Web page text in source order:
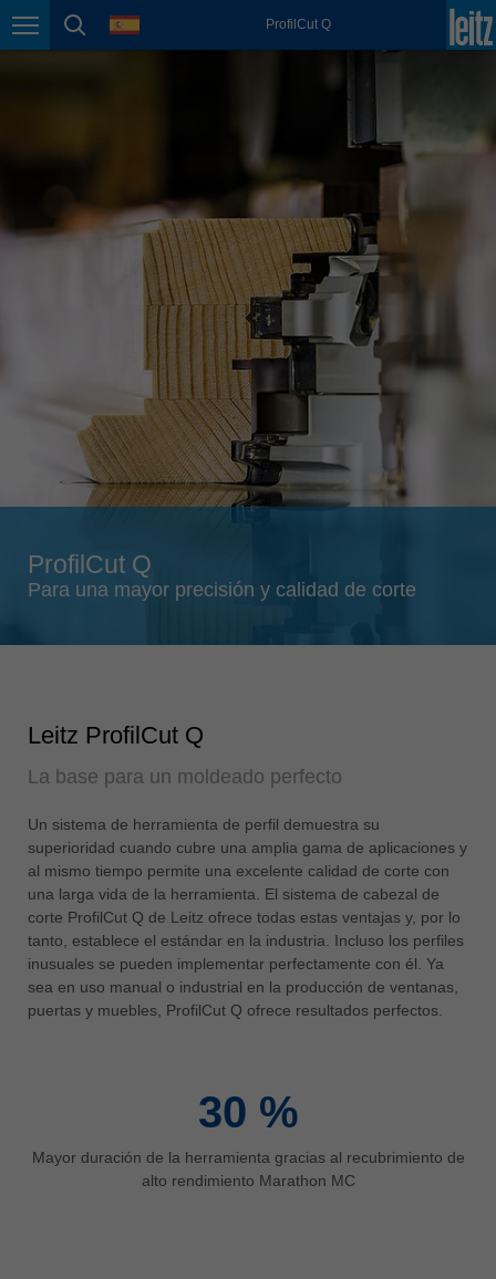
Page navigation
page search
language ProfilCut Q
México
Österreich
deutsch
Polska
polski
Portugal
România
Română
Schweiz
deutsch français
Slovenija
Suomi
english
Türkiye
USA
english
Việt Nam
tiếng việt
中国
Україна
yкраїнська
ProfilCut Q
Para una mayor precisión y calidad de corte
Leitz ProfilCut Q
La base para un moldeado perfecto
Un sistema de herramienta de perfil demuestra su
superioridad cuando cubre una amplia gama de aplicaciones y
al mismo tiempo permite una excelente calidad de corte con
una larga vida de la herramienta. El sistema de cabezal de
corte ProfilCut Q de Leitz ofrece todas estas ventajas y, por lo
tanto, establece el estándar en la industria. Incluso los perfiles
inusuales se pueden implementar perfectamente con él. Ya
sea en uso manual o industrial en la producción de ventanas,
puertas y muebles, ProfilCut Q ofrece resultados perfectos.
30 %
Mayor duración de la herramienta gracias al recubrimiento de
alto rendimiento Marathon MC